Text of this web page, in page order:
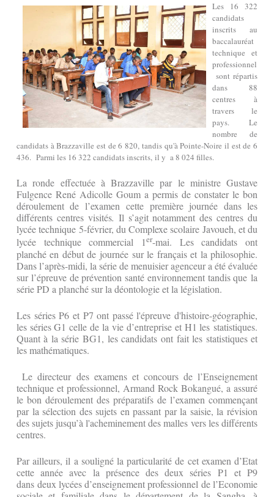
Les 16 322
candidats
inscrits au
baccalauréat
technique et
professionnel
sont répartis
dans 88
centres à
travers le
pays. Le
nombre de
candidats à Brazzaville est de 6 820, tandis qu'à Pointe-Noire il est de 6
436. Parmi les 16 322 candidats inscrits, il y a 8 024 filles.
La ronde effectuée à Brazzaville par le ministre Gustave
Fulgence René Adicolle Goum a permis de constater le bon
déroulement de l’examen cette première journée dans les
différents centres visités. Il s’agit notamment des centres du
lycée technique 5-février, du Complexe scolaire Javoueh, et du
lycée technique commercial 1er-mai. Les candidats ont
planché en début de journée sur le français et la philosophie.
Dans l’après-midi, la série de menuisier agenceur a été évaluée
sur l’épreuve de prévention santé environnement tandis que la
série PD a planché sur la déontologie et la législation.
Les séries P6 et P7 ont passé l'épreuve d'histoire-géographie,
les séries G1 celle de la vie d’entreprise et H1 les statistiques.
Quant à la série BG1, les candidats ont fait les statistiques et
les mathématiques.
Le directeur des examens et concours de l’Enseignement
technique et professionnel, Armand Rock Bokangué, a assuré
le bon déroulement des préparatifs de l’examen commençant
par la sélection des sujets en passant par la saisie, la révision
des sujets jusqu’à l'acheminement des malles vers les différents
centres.
Par ailleurs, il a souligné la particularité de cet examen d’Etat
cette année avec la présence des deux séries P1 et P9
dans deux lycées d’enseignement professionnel de l’Economie